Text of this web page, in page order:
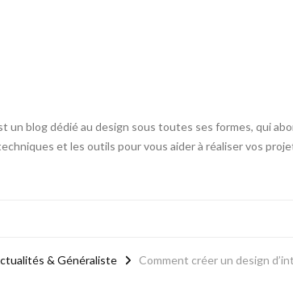
un blog dédié au design sous toutes ses formes, qui
et les outils pour vous aider à réaliser vos
& Généraliste Comment créer un design